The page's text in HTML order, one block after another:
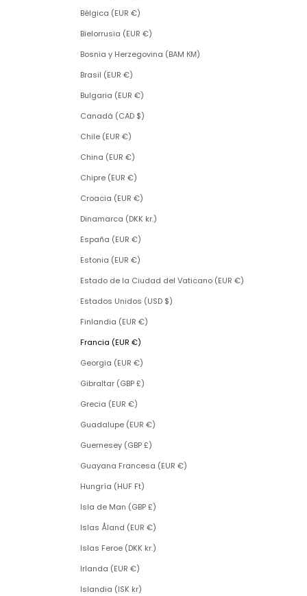
Bélgica (EUR €)
Bielorrusia (EUR €)
Bosnia y Herzegovina (BAM КМ)
Brasil (EUR €)
Bulgaria (EUR €)
Canadá (CAD $)
Chile (EUR €)
China (EUR €)
Chipre (EUR €)
Croacia (EUR €)
Dinamarca (DKK kr.)
España (EUR €)
Estonia (EUR €)
Estado de la Ciudad del Vaticano (EUR €)
Estados Unidos (USD $)
Finlandia (EUR €)
Francia (EUR €)
Georgia (EUR €)
Gibraltar (GBP £)
Grecia (EUR €)
Guadalupe (EUR €)
Guernesey (GBP £)
Guayana Francesa (EUR €)
Hungría (HUF Ft)
Isla de Man (GBP £)
Islas Åland (EUR €)
Islas Feroe (DKK kr.)
Irlanda (EUR €)
Islandia (ISK kr)